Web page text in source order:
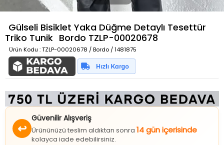
Gülseli Bisiklet Yaka Düğme Detaylı Tesettür
Triko Tunik Bordo TZLP-00020678
Ürün Kodu : TZLP-00020678 / Bordo / 1481875
↩
Güvenilir Alışveriş
Ürününüzü teslim aldıktan sonra 14 gün içerisinde
kolayca iade edebilirsiniz.